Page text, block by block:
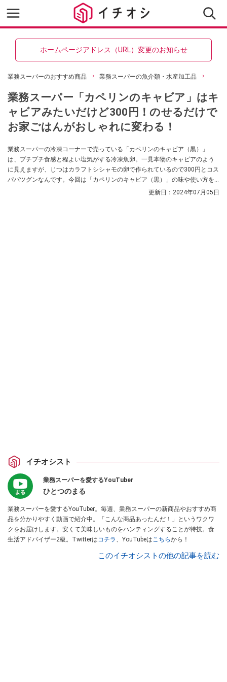
ホームページアドレス（URL）変更のお知らせ
業務スーパーのおすすめ商品 業務スーパーの魚介類・水産加工品
業務スーパー「カペリンのキャビア」はキ
ャビアみたいだけど300円！のせるだけで
お家ごはんがおしゃれに変わる！
業務スーパーの冷凍コーナーで売っている「カペリンのキャビア（黒）」
は、プチプチ食感と程よい塩気がする冷凍魚卵。一見本物のキャビアのよう
に見えますが、じつはカラフトシシャモの卵で作られているので300円とコス
パバツグンなんです。今回は「カペリンのキャビア（黒）」の味や使い方を
業スーマニアの「ひとつのまる」さんが紹介してくれました。トッピングに
更新日： 2024年07月05日
イチオシスト
業務スーパーを愛するYouTuber
ひとつのまる
業務スーパーを愛するYouTuber。毎週、業務スーパーの新商品やおすすめ商
品を分かりやすく動画で紹介中。「こんな商品あったんだ！」というワクワ
クをお届けします。安くて美味しいものをハンティングすることが特技。食
生活アドバイザー2級。Twitterはコチラ 、YouTubeはこちらから！
このイチオシストの他の記事を読む